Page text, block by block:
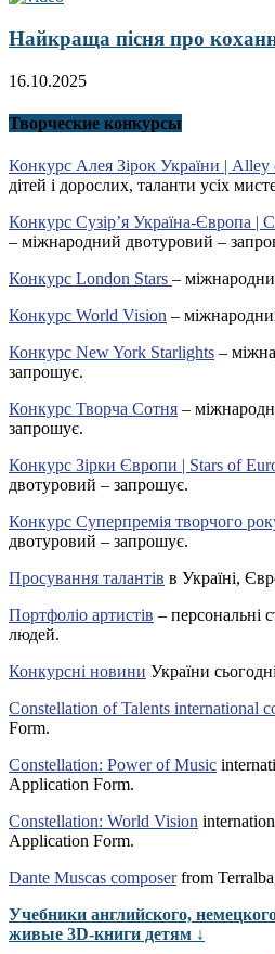
Найкраща пісня про
16.10.2025
Творческие конкурсы
Конкурс Алея Зірок України | Alley
дітей і дорослих, таланти усіх
Конкурс Сузір’я Україна-Європа |
– міжнародний двотуровий –
Конкурс London Stars –
Конкурс World Vision –
Конкурс New York Starlights –
запрошує.
Конкурс Творча Сотня –
запрошує.
Конкурс Зірки Європи | Stars of
двотуровий – запрошує.
Конкурс Суперпремія творчого
двотуровий – запрошує.
Просування талантів в Україні,
Портфоліо артистів – персональні
людей.
Конкурсні новини України
Constellation of Talents international
Form.
Constellation: Power of Music
Application Form.
Constellation: World Vision
Application Form.
Dante Muscas composerfrom
Учебники английского,
живые 3D-книги детям ↓